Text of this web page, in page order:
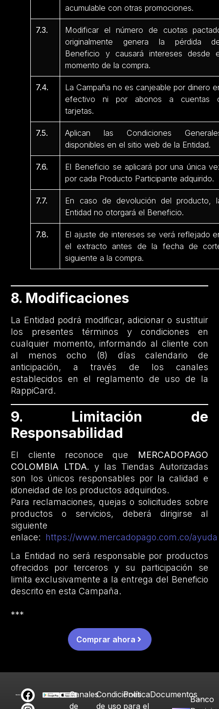
acumulable con otras promociones.
7.3.
Modificar el número de cuotas
originalmente genera la pérdida
Beneficio y causará intereses desde
momento de la compra.
7.4.
La Campaña no es canjeable por dinero
efectivo ni por abonos a cuentas
tarjetas.
7.5.
Aplican las Condiciones
disponibles en el sitio web de la Entidad.
7.6.
El Beneficio se aplicará por una única
por cada Producto Participante adquirido.
7.7.
En caso de devolución del producto,
Entidad no otorgará el Beneficio.
7.8.
El ajuste de intereses se verá reflejado
el extracto antes de la fecha de
siguiente a la compra.
8. Modificaciones
La Entidad podrá modificar, adicionar o sustituir
los presentes términos y condiciones en
cualquier momento, informando al cliente con
al menos ocho (8) días calendario de
anticipación, a través de los canales
establecidos en el reglamento de uso de la
RappiCard.
9. Limitación de
Responsabilidad
El cliente reconoce que
MERCADOPAGO
COLOMBIA LTDA. y las Tiendas Autorizadas
son los únicos responsables por la calidad e
idoneidad de los productos adquiridos.
Para reclamaciones, quejas o solicitudes sobre
productos o servicios, deberá dirigirse al
siguiente
enlace: https://www.mercadopago.com.co/ayuda
La Entidad no será responsable por productos
ofrecidos por terceros y su participación se
limita exclusivamente a la entrega del Beneficio
descrito en esta Campaña.
***
Comprar ahora
Canales
de
Condiciones
de uso
Política
para el
DocumentosBanco